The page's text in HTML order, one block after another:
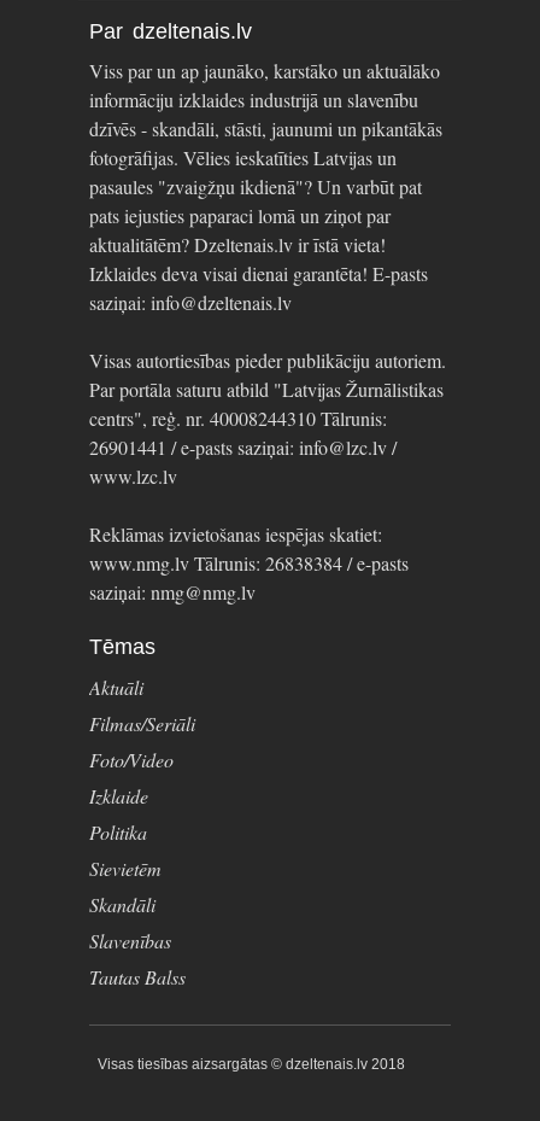
Par dzeltenais.lv
Viss par un ap jaunāko, karstāko un aktuālāko
informāciju izklaides industrijā un slavenību
dzīvēs - skandāli, stāsti, jaunumi un pikantākās
fotogrāfijas. Vēlies ieskatīties Latvijas un
pasaules "zvaigžņu ikdienā"? Un varbūt pat
pats iejusties paparaci lomā un ziņot par
aktualitātēm? Dzeltenais.lv ir īstā vieta!
Izklaides deva visai dienai garantēta! E-pasts
saziņai: info@dzeltenais.lv
Visas autortiesības pieder publikāciju autoriem.
Par portāla saturu atbild "Latvijas Žurnālistikas
centrs", reģ. nr. 40008244310 Tālrunis:
26901441 / e-pasts saziņai: info@lzc.lv /
www.lzc.lv
Reklāmas izvietošanas iespējas skatiet:
www.nmg.lv Tālrunis: 26838384 / e-pasts
saziņai: nmg@nmg.lv
Tēmas
Aktuāli
Filmas/Seriāli
Foto/Video
Izklaide
Politika
Sievietēm
Skandāli
Slavenības
Tautas Balss
Visas tiesības aizsargātas © dzeltenais.lv 2018